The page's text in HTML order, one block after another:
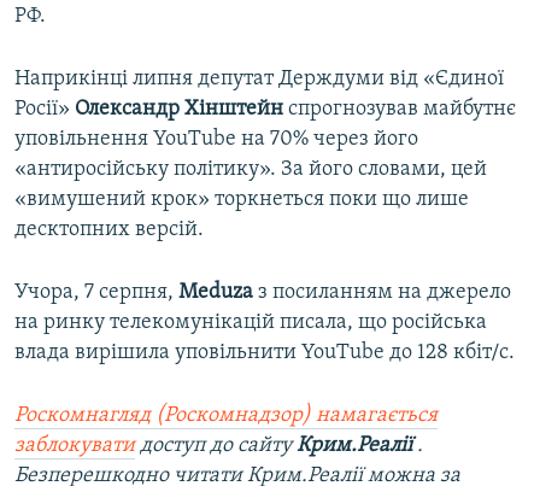
РФ.
Наприкінці липня депутат Держдуми від «Єдиної
Росії» Олександр Хінштейн спрогнозував майбутнє
уповільнення YouTube на 70% через його
«антиросійську політику». За його словами, цей
«вимушений крок» торкнеться поки що лише
десктопних версій.
Учора, 7 серпня, Meduza з посиланням на джерело
на ринку телекомунікацій писала, що російська
влада вирішила уповільнити YouTube до 128 кбіт/с.
Роскомнагляд (Роскомнадзор) намагається
заблокуватидоступ до сайтуКрим.Реалії.
Безперешкодно читати Крим.Реалії можна за